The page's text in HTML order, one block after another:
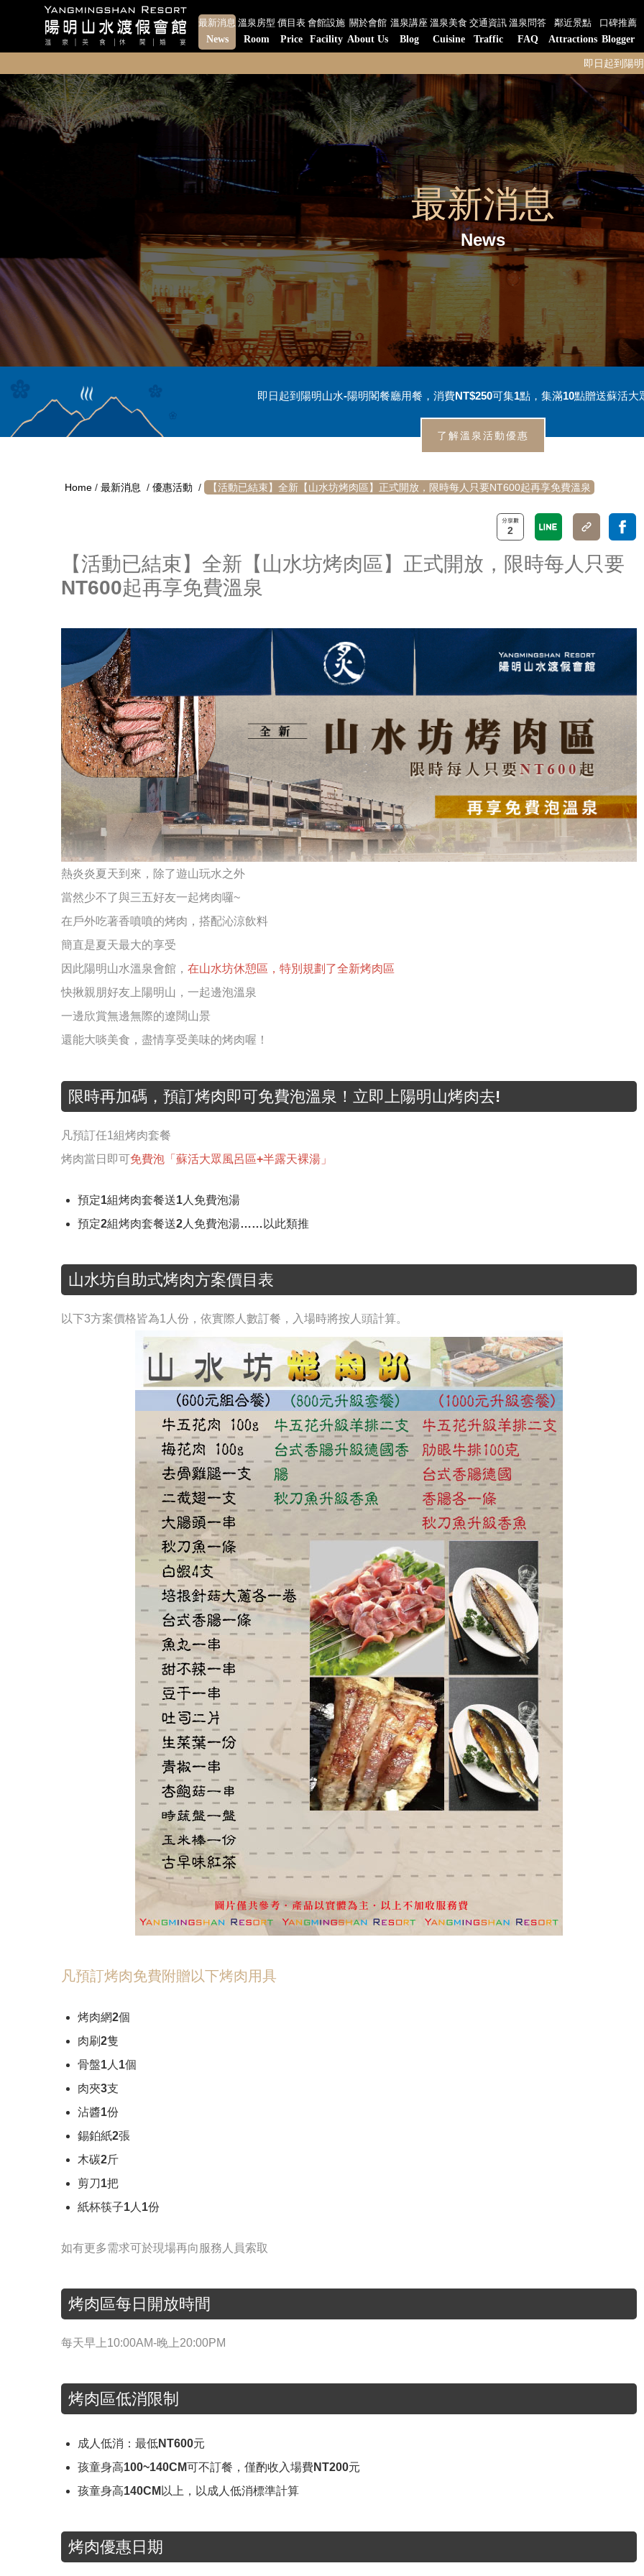
最新消息
News
溫泉房型
Room
價目表
Price
會館設施
Facility
關於會館
About Us
溫泉講座
Blog
溫泉美食
Cuisine
交通資訊
Traffic
溫泉問答
FAQ
鄰近景點
Attractions
口碑推薦
Blogger
即日起到陽明山水-陽明閣
最新消息
News
即日起到陽明山水-陽明閣餐廳用餐，消費NT$250可集1點，集滿10點贈送蘇活大
了解溫泉活動優惠
Home/ 最新消息 / 優惠活動 / 【活動已結束】全新【山水坊烤肉區】正式開放，限時每人只要NT600起再享免費溫泉
2
【活動已結束】全新【山水坊烤肉區】正式開放，限時每人只要
NT600起再享免費溫泉
熱炎炎夏天到來，除了遊山玩水之外
當然少不了與三五好友一起烤肉囉~
在戶外吃著香噴噴的烤肉，搭配沁涼飲料
簡直是夏天最大的享受
因此陽明山水溫泉會館， 在山水坊休憩區，特別規劃了全新烤肉區
快揪親朋好友上陽明山，一起邊泡溫泉
一邊欣賞無邊無際的遼闊山景
還能大啖美食，盡情享受美味的烤肉喔！
限時再加碼，預訂烤肉即可免費泡溫泉！立即上陽明山烤肉去!
凡預訂任1組烤肉套餐
烤肉當日即可免費泡「蘇活大眾風呂區+半露天裸湯」
預定1組烤肉套餐送1人免費泡湯
預定2組烤肉套餐送2人免費泡湯……以此類推
山水坊自助式烤肉方案價目表
以下3方案價格皆為1人份，依實際人數訂餐，入場時將按人頭計算。
凡預訂烤肉免費附贈以下烤肉用具
烤肉網2個
肉刷2隻
骨盤1人1個
肉夾3支
沾醬1份
錫鉑紙2張
木碳2斤
剪刀1把
紙杯筷子1人1份
如有更多需求可於現場再向服務人員索取
烤肉區每日開放時間
每天早上10:00AM-晚上20:00PM
烤肉區低消限制
成人低消：最低NT600元
孩童身高100~140CM可不訂餐，僅酌收入場費NT200元
孩童身高140CM以上，以成人低消標準計算
烤肉優惠日期